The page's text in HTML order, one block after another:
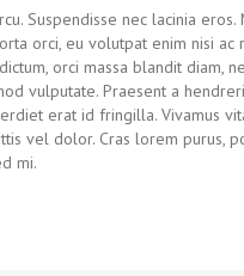
Suspendisse nec lacinia
orci, eu volutpat enim nisi
orci massa blandit diam,
vulputate. Praesent a
erat id fringilla. Vivamus
vel dolor. Cras lorem purus,
mi.